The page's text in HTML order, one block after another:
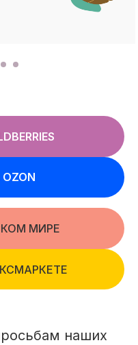
МИРЕ
наших